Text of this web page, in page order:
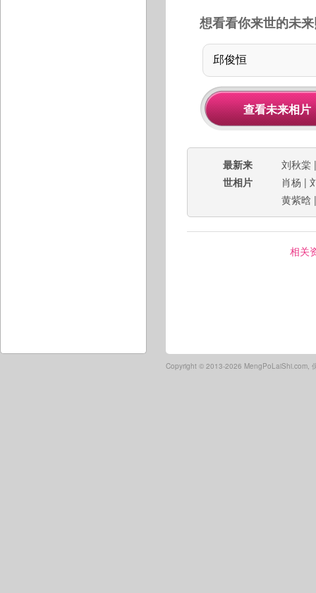
想看看你来世的未
最新来
世相片
刘秋棠
肖杨 |
黄紫晗
相关
Copyright © 2013-2026 MengPoLaiShi.com,